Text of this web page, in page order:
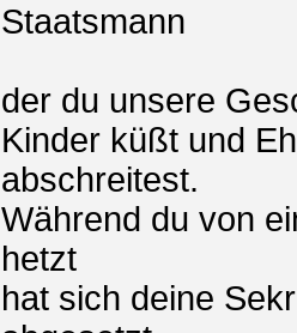
Staatsmann
der du unsere
Kinder küßt und
abschreitest.
Während du von
hetzt
hat sich deine